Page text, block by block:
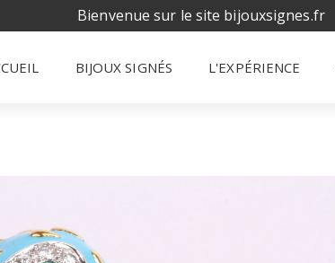
Bienvenue sur le site bijouxsignes.fr
BIJOUX SIGNÉS L'EXPÉRIENCE